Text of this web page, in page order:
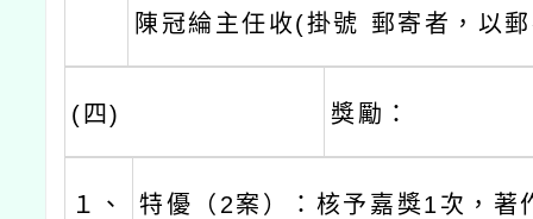
陳冠綸主任收(掛號 郵寄者，以
(四) 獎勵：
１、 特優（2案）：核予嘉獎1次，著